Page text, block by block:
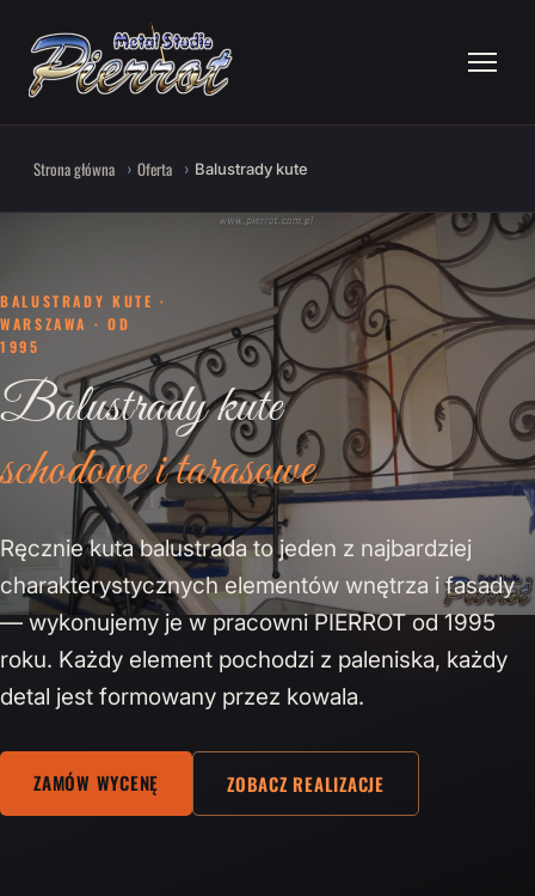
Strona główna Oferta Balustrady kute
BALUSTRADY KUTE ·
WARSZAWA · OD
1995
Balustrady kute
schodowe i tarasowe
Ręcznie kuta balustrada to jeden z najbardziej
charakterystycznych elementów wnętrza i fasady
— wykonujemy je w pracowni PIERROT od 1995
roku. Każdy element pochodzi z paleniska, każdy
detal jest formowany przez kowala.
ZAMÓW WYCENĘ ZOBACZ REALIZACJE